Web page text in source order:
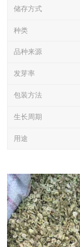
储存方式
种类
品种来源
发芽率
包装方法
生长周期
用途